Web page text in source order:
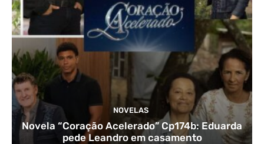
NOVELAS
Novela “Coração Acelerado” Cp174b: Eduarda
pede Leandro em casamento